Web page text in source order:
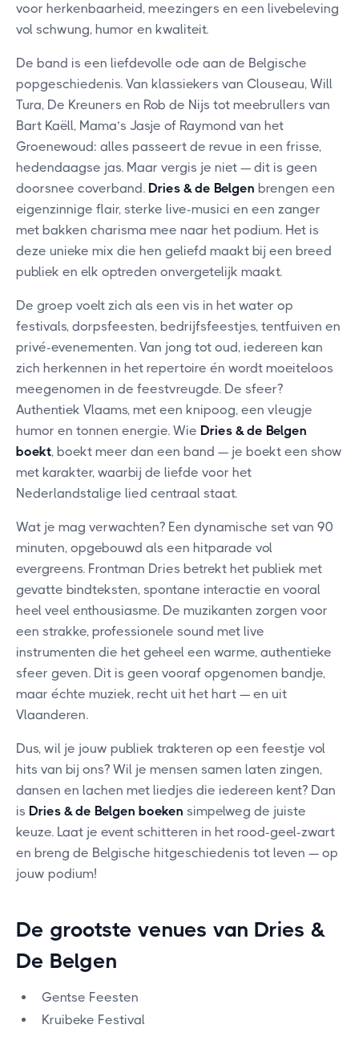
voor herkenbaarheid, meezingers en een livebeleving
vol schwung, humor en kwaliteit.
De band is een liefdevolle ode aan de Belgische
popgeschiedenis. Van klassiekers van Clouseau, Will
Tura, De Kreuners en Rob de Nijs tot meebrullers van
Bart Kaëll, Mama’s Jasje of Raymond van het
Groenewoud: alles passeert de revue in een frisse,
hedendaagse jas. Maar vergis je niet — dit is geen
doorsnee coverband. Dries & de Belgen brengen een
eigenzinnige flair, sterke live-musici en een zanger
met bakken charisma mee naar het podium. Het is
deze unieke mix die hen geliefd maakt bij een breed
publiek en elk optreden onvergetelijk maakt.
De groep voelt zich als een vis in het water op
festivals, dorpsfeesten, bedrijfsfeestjes, tentfuiven en
privé-evenementen. Van jong tot oud, iedereen kan
zich herkennen in het repertoire én wordt moeiteloos
meegenomen in de feestvreugde. De sfeer?
Authentiek Vlaams, met een knipoog, een vleugje
humor en tonnen energie. Wie Dries & de Belgen
boekt, boekt meer dan een band — je boekt een show
met karakter, waarbij de liefde voor het
Nederlandstalige lied centraal staat.
Wat je mag verwachten? Een dynamische set van 90
minuten, opgebouwd als een hitparade vol
evergreens. Frontman Dries betrekt het publiek met
gevatte bindteksten, spontane interactie en vooral
heel veel enthousiasme. De muzikanten zorgen voor
een strakke, professionele sound met live
instrumenten die het geheel een warme, authentieke
sfeer geven. Dit is geen vooraf opgenomen bandje,
maar échte muziek, recht uit het hart — en uit
Vlaanderen.
Dus, wil je jouw publiek trakteren op een feestje vol
hits van bij ons? Wil je mensen samen laten zingen,
dansen en lachen met liedjes die iedereen kent? Dan
is Dries & de Belgen boeken simpelweg de juiste
keuze. Laat je event schitteren in het rood-geel-zwart
en breng de Belgische hitgeschiedenis tot leven — op
jouw podium!
De grootste venues van Dries &
De Belgen
Gentse Feesten
Kruibeke Festival